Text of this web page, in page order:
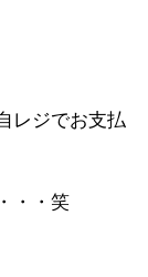
レジでお支払
・・笑